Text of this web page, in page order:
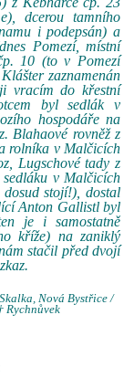
dcerou tamního
i podepsán) a
Pomezí, místní
10 (to v Pomezí
zaznamenán
vracím do křestní
byl sedlák v
hospodáře na
Blahaové rovněž z
rolníka v Malčicích
Lugschové tady z
v Malčicích
stojí!), dostal
Anton Gallistl byl
je i samostatně
kříže) na zaniklý
stačil před dvojí
Nová Bystřice /
Rychnůvek